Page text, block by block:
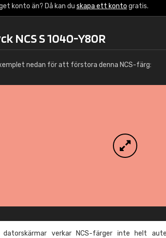
konto än? Då kan du skapa ett konto gratis.
NCS S 1040-Y80R
nedan för att förstora denna NCS-färg:
datorskärmar verkar NCS-färger inte helt